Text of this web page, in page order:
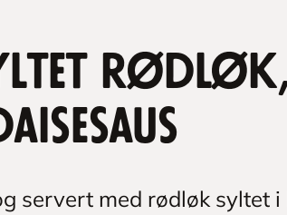
servert med rødløk syltet